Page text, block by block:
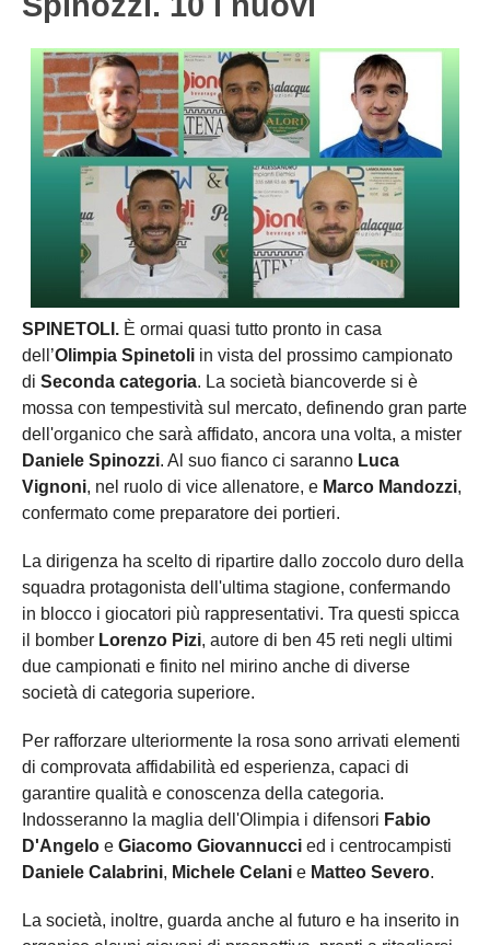
SPINETOLI. È ormai quasi tutto pronto in casa
dell’Olimpia Spinetoli in vista del prossimo campionato
di Seconda categoria. La società biancoverde si è
mossa con tempestività sul mercato, definendo gran parte
dell'organico che sarà affidato, ancora una volta, a mister
Daniele Spinozzi. Al suo fianco ci saranno Luca
Vignoni, nel ruolo di vice allenatore, e Marco Mandozzi,
confermato come preparatore dei portieri.
La dirigenza ha scelto di ripartire dallo zoccolo duro della
squadra protagonista dell'ultima stagione, confermando
in blocco i giocatori più rappresentativi. Tra questi spicca
il bomber Lorenzo Pizi, autore di ben 45 reti negli ultimi
due campionati e finito nel mirino anche di diverse
società di categoria superiore.
Per rafforzare ulteriormente la rosa sono arrivati elementi
di comprovata affidabilità ed esperienza, capaci di
garantire qualità e conoscenza della categoria.
Indosseranno la maglia dell'Olimpia i difensori Fabio
D'Angelo e Giacomo Giovannucci ed i centrocampisti
Daniele Calabrini, Michele Celani e Matteo Severo.
La società, inoltre, guarda anche al futuro e ha inserito in